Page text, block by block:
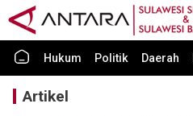
Hukum Politik Daerah
Artikel